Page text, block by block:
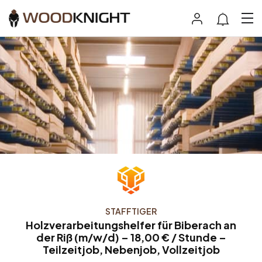
STAFFTIGER
Holzverarbeitungshelfer für Biberach an
der Riß (m/w/d) – 18,00 € / Stunde –
Teilzeitjob, Nebenjob, Vollzeitjob